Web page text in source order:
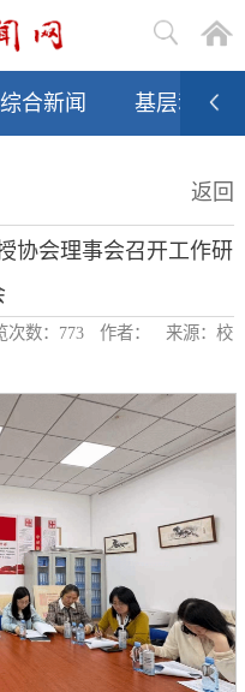
综合新闻 基层动态
返回
协会理事会召开工作研
次数： 773 作者：
来源：校